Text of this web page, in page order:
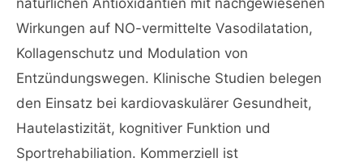
natürlichen Antioxidantien mit nachgewiesenen
Wirkungen auf NO-vermittelte Vasodilatation,
Kollagenschutz und Modulation von
Entzündungswegen. Klinische Studien belegen
den Einsatz bei kardiovaskulärer Gesundheit,
Hautelastizität, kognitiver Funktion und
Sportrehabiliation. Kommerziell ist